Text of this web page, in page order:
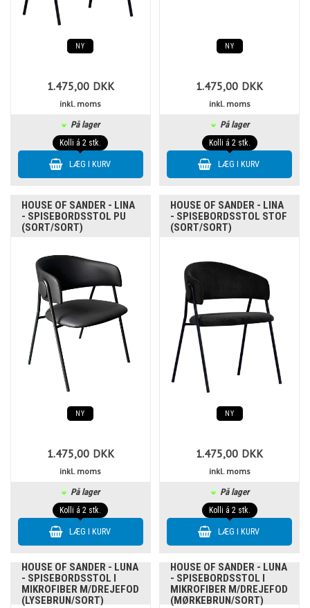
NY
1.475,00 DKK
inkl. moms
På lager
Kolli á 2 stk.
NY
1.475,00 DKK
inkl. moms
På lager
Kolli á 2 stk.
HOUSE OF SANDER - LINA
- SPISEBORDSSTOL PU
(SORT/SORT)
NY
1.475,00 DKK
inkl. moms
På lager
Kolli á 2 stk.
HOUSE OF SANDER - LINA
- SPISEBORDSSTOL STOF
(SORT/SORT)
NY
1.475,00 DKK
inkl. moms
På lager
Kolli á 2 stk.
HOUSE OF SANDER - LUNA
- SPISEBORDSSTOL I
MIKROFIBER M/DREJEFOD
(LYSEBRUN/SORT)
HOUSE OF SANDER - LUNA
- SPISEBORDSSTOL I
MIKROFIBER M/DREJEFOD
(MØRKEBRUN/SORT)